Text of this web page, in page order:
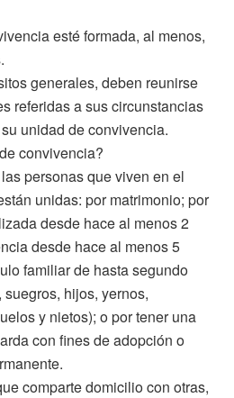
esté formada, al menos,
generales, deben reunirse
referidas a sus circunstancias
unidad de convivencia.
convivencia?
personas que viven en el
unidas: por matrimonio; por
desde hace al menos 2
desde hace al menos 5
familiar de hasta segundo
hijos, yernos,
y nietos); o por tener una
con fines de adopción o
comparte domicilio con otras,